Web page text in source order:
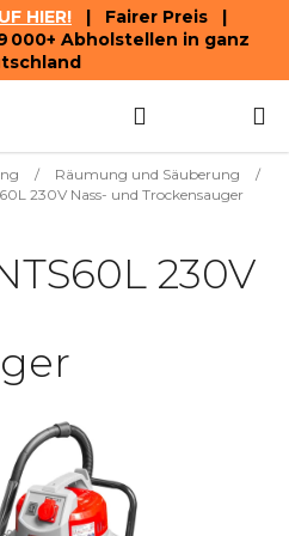
HIER! | Fairer Preis |
Abholstellen in ganz
/ Räumung und Säuberung
/
230V Nass- und Trockensauger
230V